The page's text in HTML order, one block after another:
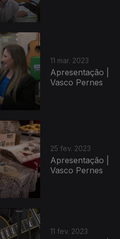
11 mar. 2023
Apresentação |
Vasco Pernes
25 fev. 2023
Apresentação |
Vasco Pernes
11 fev. 2023